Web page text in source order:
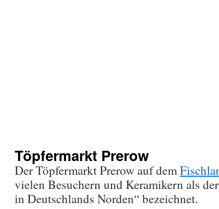
Töpfermarkt Prerow
Der Töpfermarkt Prerow auf dem
vielen Besuchern und Keramikern als
in Deutschlands Norden“ bezeichnet.